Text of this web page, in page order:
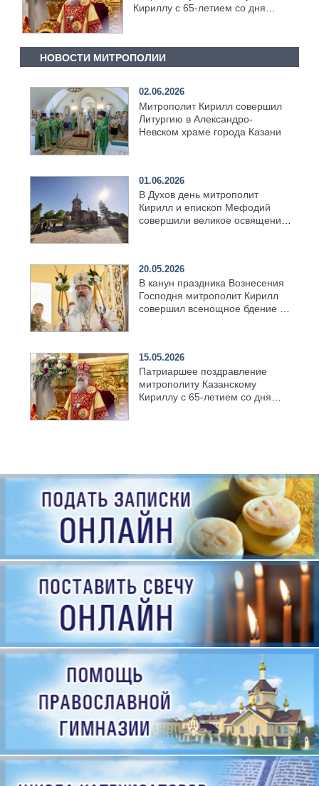
Кириллу с 65-летием со дня
НОВОСТИ МИТРОПОЛИИ
02.06.2026
Митрополит Кирилл совершил
Литургию в Александро-
Невском храме города Казани
01.06.2026
В Духов день митрополит
Кирилл и епископ Мефодий
совершили великое освящение
20.05.2026
В канун праздника Вознесения
Господня митрополит Кирилл
совершил всенощное бдение в
15.05.2026
Патриаршее поздравление
митрополиту Казанскому
Кириллу с 65-летием со дня